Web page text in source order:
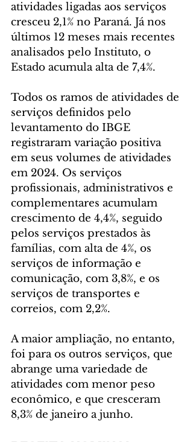
atividades ligadas aos serviços
cresceu 2,1% no Paraná. Já nos
últimos 12 meses mais recentes
analisados pelo Instituto, o
Estado acumula alta de 7,4%.
Todos os ramos de atividades de
serviços definidos pelo
levantamento do IBGE
registraram variação positiva
em seus volumes de atividades
em 2024. Os serviços
profissionais, administrativos e
complementares acumulam
crescimento de 4,4%, seguido
pelos serviços prestados às
famílias, com alta de 4%, os
serviços de informação e
comunicação, com 3,8%, e os
serviços de transportes e
correios, com 2,2%.
A maior ampliação, no entanto,
foi para os outros serviços, que
abrange uma variedade de
atividades com menor peso
econômico, e que cresceram
8,3% de janeiro a junho.